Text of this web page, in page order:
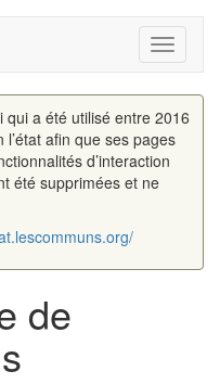
Toggle
a été utilisé entre 2016
afin que ses pages
d’interaction
été supprimées et ne
de